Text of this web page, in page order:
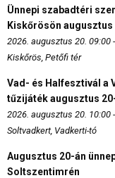
Ünnepi szabadtéri
Kiskőrösön augusztus
2026. augusztus 20. 09:00
Kiskőrös, Petőfi tér
Vad- és Halfesztivál a
tűzijáték augusztus
2026. augusztus 20. 10:00
Soltvadkert, Vadkerti-tó
Augusztus 20-án
Soltszentimrén